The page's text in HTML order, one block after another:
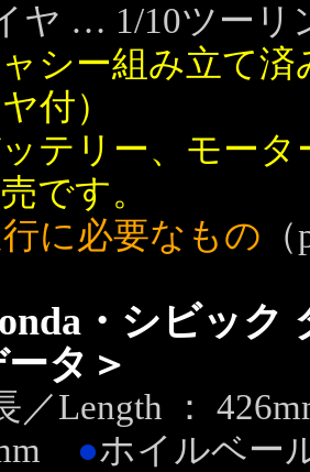
ヤ … 1/10ツーリ
シー組み立て済
付）
テリー、モータ
です。
に必要なもの
・シビック
タ＞
／Length ：
●ホイルベー